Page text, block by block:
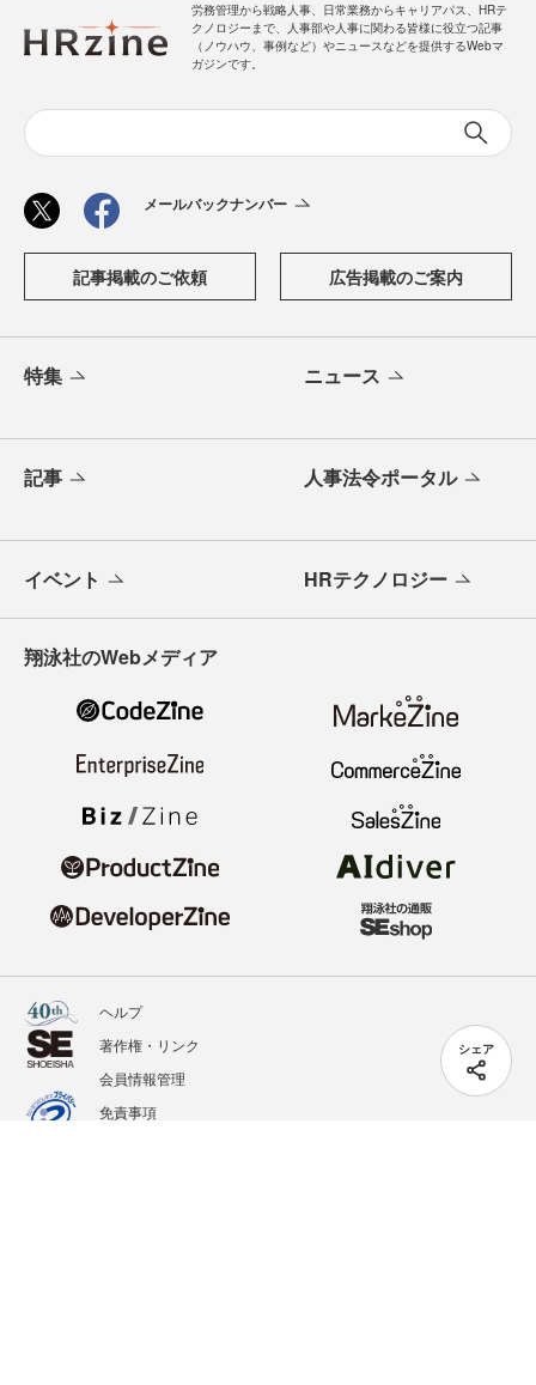
シェア
労務管理から戦略人事、日常業務からキャリアパス、HRテ
クノロジーまで、人事部や人事に関わる皆様に役立つ記事
（ノウハウ、事例など）やニュースなどを提供するWebマ
ガジンです。
メールバックナンバー
記事掲載のご依頼 広告掲載のご案内
特集 ニュース
記事 人事法令ポータル
イベント HRテクノロジー
翔泳社のWebメディア
ヘルプ
著作権・リンク
会員情報管理
免責事項